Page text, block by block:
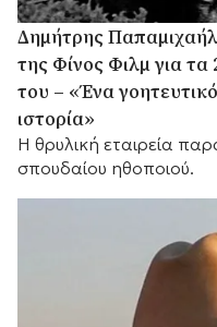
Δημήτρης
της Φίνος Φιλμ για
του – «Ένα
ιστορία»
Η θρυλική εταιρεία
σπουδαίου ηθοποιού.